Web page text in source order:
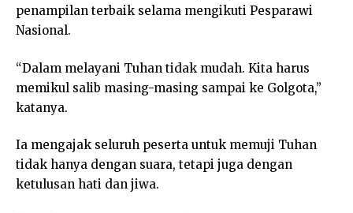
penampilan terbaik selama mengikuti Pesparawi
Nasional.
“Dalam melayani Tuhan tidak mudah. Kita harus
memikul salib masing-masing sampai ke Golgota,”
katanya.
Ia mengajak seluruh peserta untuk memuji Tuhan
tidak hanya dengan suara, tetapi juga dengan
ketulusan hati dan jiwa.